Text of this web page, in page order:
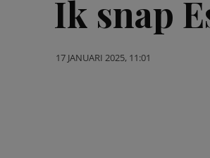
Ik snap
17 JANUARI 2025, 11:01